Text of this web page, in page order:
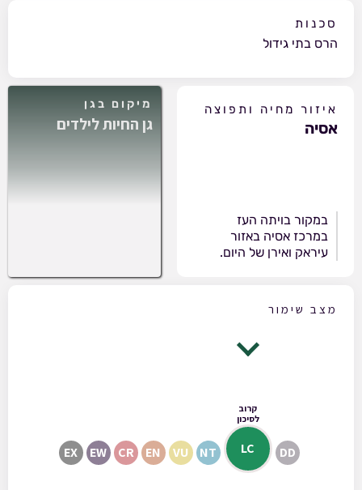
סכנות
הרס בתי גידול
איזור מחיה ותפוצה
אסיה
במקור בויתה העז
במרכז אסיה באזור
עיראק ואירן של היום.
מיקום בגן
גן החיות לילדים
מצב שימור
DD
קרוב
לסיכון
LC
NT
VU
EN
CR
EW
EX